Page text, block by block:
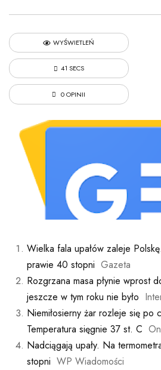
WYŚWIETLEŃ
41 SECS
0 OPINII
Wielka fala upałów zaleje
prawie 40 stopni Gazeta
Rozgrzana masa płynie wprost
jeszcze w tym roku nie było
Niemiłosierny żar rozleje się po
Temperatura sięgnie 37 st. C
Nadciągają upały. Na
stopni WP Wiadomości